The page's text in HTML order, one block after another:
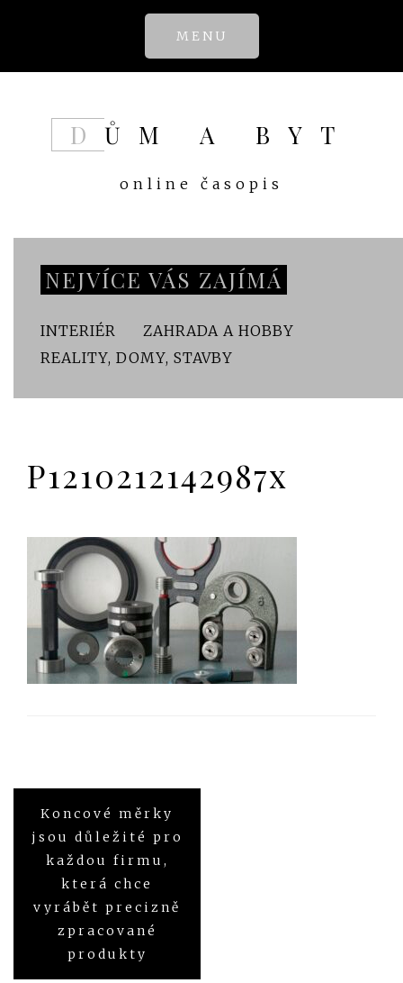
content
MENU
DŮM A BYT
online časopis
NEJVÍCE VÁS ZAJÍMÁ
INTERIÉR
ZAHRADA A HOBBY
REALITY, DOMY, STAVBY
P1210212142987x
Navigace
pro
příspěvek
Koncové měrky
jsou důležité pro
každou firmu,
která chce
vyrábět precizně
zpracované
produkty